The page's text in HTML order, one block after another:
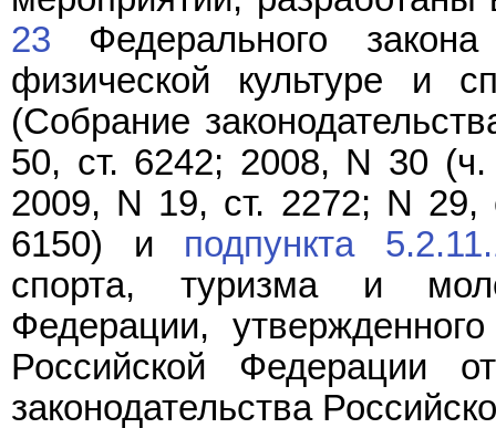
23 Федерального
физической культуре и
(Собрание
50, ст. 6242; 2008, N 30
2009, N 19, ст. 2272; N 29,
6150) и подпункта
спорта, туризма и
Федерации,
Российской Федерации
законодательства